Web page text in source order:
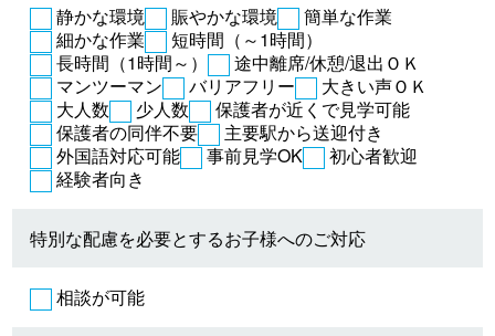
静かな環境 賑やかな環境
簡単な作業
細かな作業
短時間（～1時間）
長時間（1時間～）
途中離席/休憩/退出ＯＫ
マンツーマン
バリアフリー
大きい声ＯＫ
大人数
少人数
保護者が近くで見学可能
保護者の同伴不要
主要駅から送迎付き
外国語対応可能
事前見学OK
初心者歓迎
経験者向き
特別な配慮を必要とするお子様へのご対応
相談が可能